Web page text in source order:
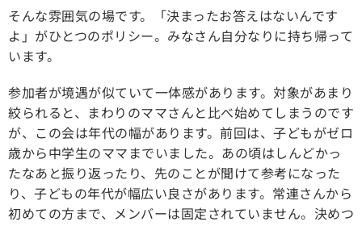
そんな雰囲気の場です。「決まったお答えはないんです
よ」がひとつのポリシー。みなさん自分なりに持ち帰って
います。
参加者が境遇が似ていて一体感があります。対象があまり
絞られると、まわりのママさんと比べ始めてしまうのです
が、この会は年代の幅があります。前回は、子どもがゼロ
歳から中学生のママまでいました。あの頃はしんどかっ
たなあと振り返ったり、先のことが聞けて参考になった
り、子どもの年代が幅広い良さがあります。常連さんから
初めての方まで、メンバーは固定されていません。決めつ